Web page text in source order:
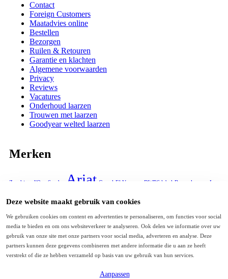
Deze website maakt gebruik van cookies
We gebruiken cookies om content en advertenties te personaliseren, om functies voor social
media te bieden en om ons websiteverkeer te analyseren. Ook delen we informatie over uw
gebruik van onze site met onze partners voor social media, adverteren en analyse. Deze
partners kunnen deze gegevens combineren met andere informatie die u aan ze heeft
verstrekt of die ze hebben verzameld op basis van uw gebruik van hun services.
Aanpassen
Contact
Foreign Customers
Maatadvies online
Bestellen
Bezorgen
Ruilen & Retouren
Garantie en klachten
Algemene voorwaarden
Privacy
Reviews
Vacatures
Onderhoud laarzen
Trouwen met laarzen
Goodyear welted laarzen
Merken
Zecchino d'Oro Sendra Ariat Corral El Vaquero DWRS label Bronx laarzen
La
Wil je niets missen? Schrijf je in voor onze nieuwsbrief!
Krijg alle laatste informatie over,<br/>uitverkoop en
aanbiedingen. Schrijf je vandaag nog in voor de nieuwsbrief.
Abonneer u op onze nieuwsbrief